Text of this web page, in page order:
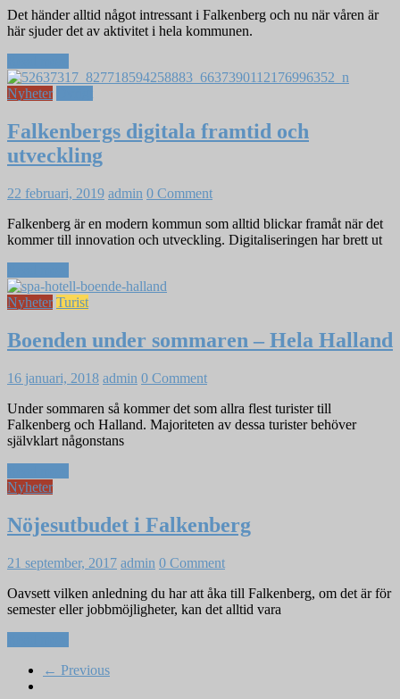
Det händer alltid något intressant i Falkenberg och nu när våren är
här sjuder det av aktivitet i hela kommunen.
Nyheter
Falkenbergs digitala framtid och
utveckling
22 februari, 2019 admin 0 Comment
Falkenberg är en modern kommun som alltid blickar framåt när det
kommer till innovation och utveckling. Digitaliseringen har brett ut
Nyheter Turist
Boenden under sommaren – Hela Halland
16 januari, 2018 admin 0 Comment
Under sommaren så kommer det som allra flest turister till
Falkenberg och Halland. Majoriteten av dessa turister behöver
självklart någonstans
Nyheter
Nöjesutbudet i Falkenberg
21 september, 2017 admin 0 Comment
Oavsett vilken anledning du har att åka till Falkenberg, om det är för
semester eller jobbmöjligheter, kan det alltid vara
← Previous